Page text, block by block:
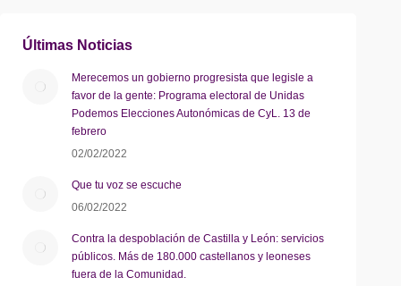
Últimas Noticias
Merecemos un gobierno progresista que legisle a
favor de la gente: Programa electoral de Unidas
Podemos Elecciones Autonómicas de CyL. 13 de
febrero
02/02/2022
Que tu voz se escuche
06/02/2022
Contra la despoblación de Castilla y León: servicios
públicos. Más de 180.000 castellanos y leoneses
fuera de la Comunidad.